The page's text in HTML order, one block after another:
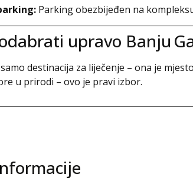
Parking obezbijeđen na
upravo Banju
destinacija za liječenje – ona je
u prirodi – ovo je pravi izbor.